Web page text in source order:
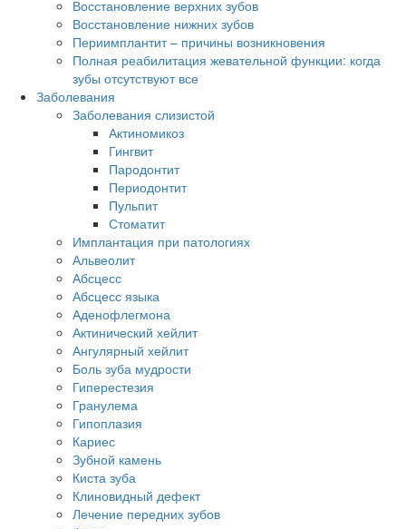
Восстановление верхних зубов
Восстановление нижних зубов
Периимплантит – причины возникновения
Полная реабилитация жевательной функции: когда
зубы отсутствуют все
Заболевания
Заболевания слизистой
Актиномикоз
Гингвит
Пародонтит
Периодонтит
Пульпит
Стоматит
Имплантация при патологиях
Альвеолит
Абсцесс
Абсцесс языка
Аденофлегмона
Актинический хейлит
Ангулярный хейлит
Боль зуба мудрости
Гиперестезия
Гранулема
Гипоплазия
Кариес
Зубной камень
Киста зуба
Клиновидный дефект
Лечение передних зубов